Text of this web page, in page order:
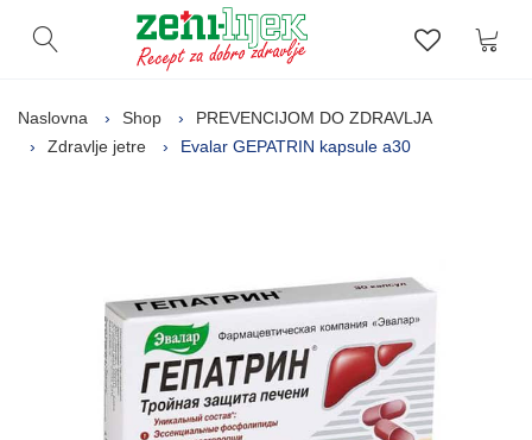
Otvori pretragu Lista
Naslovna Shop
PREVENCIJOM DO ZDRAVLJA
Zdravlje jetre
Evalar GEPATRIN kapsule a30